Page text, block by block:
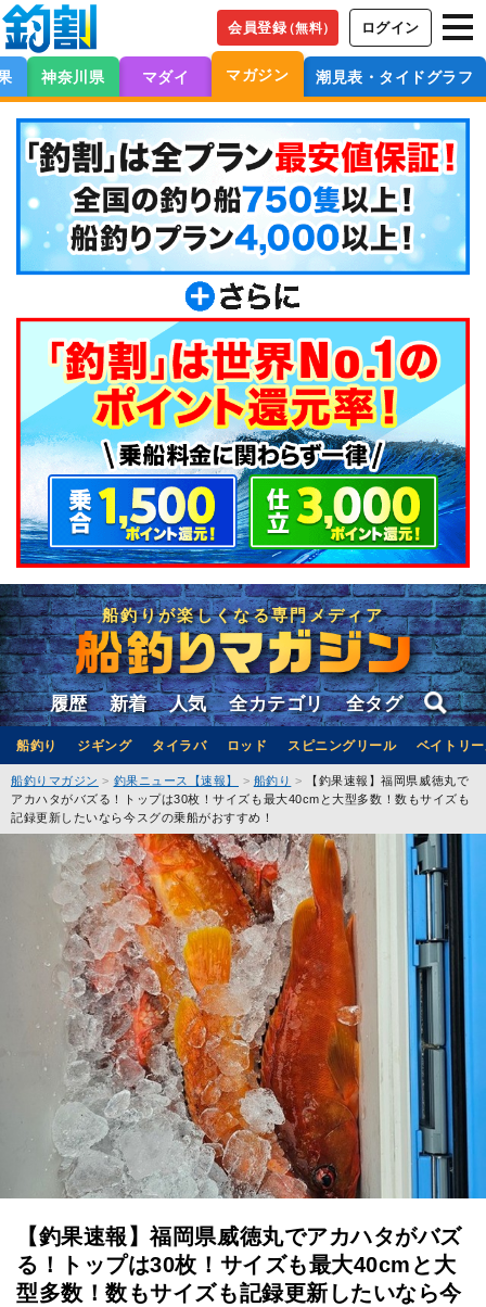
会員登録（無料） ログイン
神奈川県 マダイ マガジン 潮見表・タイドグラフ
船釣りが楽しくなる専門メディア
履歴 新着 人気 全カテゴリ 全タグ
船釣り ジギング タイラバ ロッド スピニングリール ベイトリ
船釣りマガジン 釣果ニュース【速報】 船釣り
【釣果速報】福岡県威徳丸で
アカハタがバズる！トップは30枚！サイズも最大40cmと大型多数！数もサイズも
記録更新したいなら今スグの乗船がおすすめ！
【釣果速報】福岡県威徳丸でアカハタがバズ
る！トップは30枚！サイズも最大40cmと大
型多数！数もサイズも記録更新したいなら今